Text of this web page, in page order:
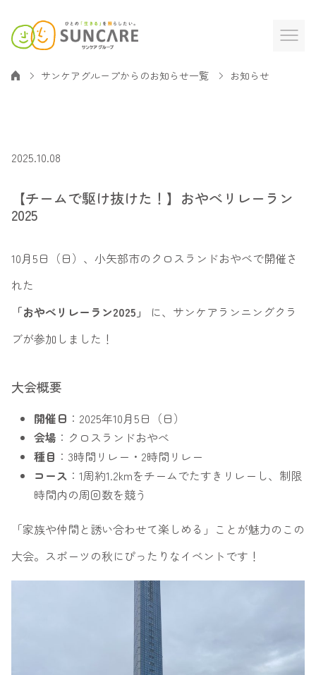
サンケアグループからのお知らせ一覧 お知らせ
2025.10.08
【チームで駆け抜けた！】おやべリレーラン
2025
10月5日（日）、小矢部市のクロスランドおやべで開催さ
れた
「おやべリレーラン2025」
に、サンケアランニングクラ
ブが参加しました！
大会概要
開催日 ：2025年10月5日（日）
会場 ：クロスランドおやべ
種目 ：3時間リレー・2時間リレー
コース ：1周約1.2kmをチームでたすきリレーし、制限
時間内の周回数を競う
「家族や仲間と誘い合わせて楽しめる」ことが魅力のこの
大会。スポーツの秋にぴったりなイベントです！